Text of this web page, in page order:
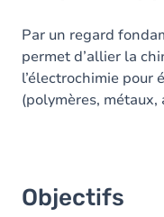
Contenu
Table des
Par un regard
permet d’allier la
l’électrochimie pour
(polymères,
Objectifs